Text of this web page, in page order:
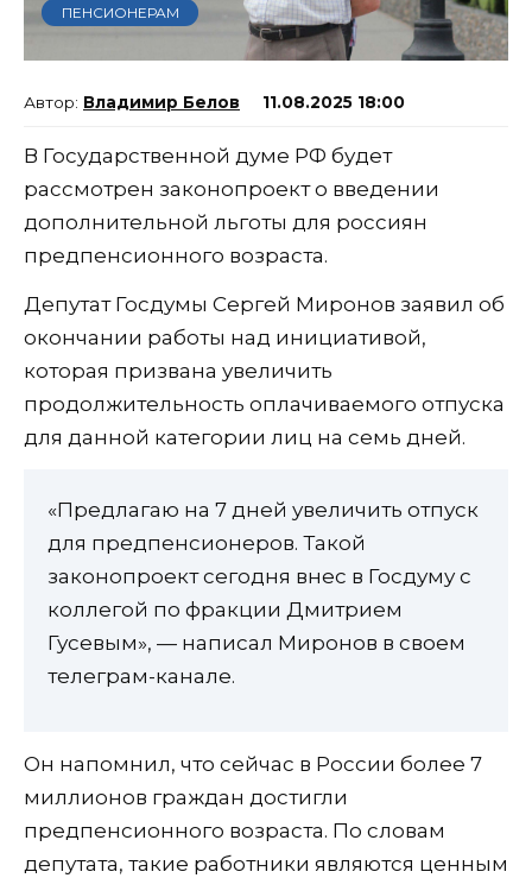
ПЕНСИОНЕРАМ
Владимир Белов 11.08.2025 18:00
В Государственной думе РФ будет
рассмотрен законопроект о введении
дополнительной льготы для россиян
предпенсионного возраста.
Депутат Госдумы Сергей Миронов заявил об
окончании работы над инициативой,
которая призвана увеличить
продолжительность оплачиваемого отпуска
для данной категории лиц на семь дней.
«Предлагаю на 7 дней увеличить отпуск
для предпенсионеров. Такой
законопроект сегодня внес в Госдуму с
коллегой по фракции Дмитрием
Гусевым», — написал Миронов в своем
телеграм-канале.
Он напомнил, что сейчас в России более 7
миллионов граждан достигли
предпенсионного возраста. По словам
депутата, такие работники являются ценным